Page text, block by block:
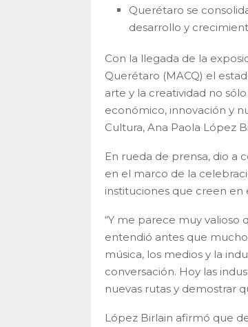
Querétaro se
desarrollo y
Con la llegada de la
Querétaro (MACQ) el
arte y la creatividad no
económico, innovación y
Cultura, Ana Paola López
En rueda de prensa, dio a
en el marco de la
instituciones que creen en
“Y me parece muy
entendió antes que
música, los medios y la
conversación. Hoy las
nuevas rutas y demostrar
López Birlain afirmó que